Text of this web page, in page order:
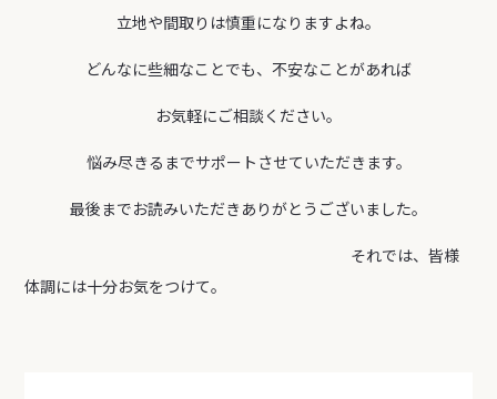
立地や間取りは慎重になりますよね。
どんなに些細なことでも、不安なことがあれば
お気軽にご相談ください。
悩み尽きるまでサポートさせていただきます。
最後までお読みいただきありがとうございました。
それでは、皆様
体調には十分お気をつけて。